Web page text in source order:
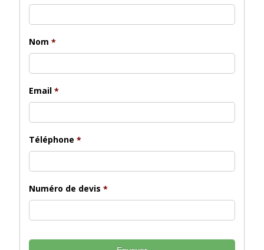
Nom *
Email *
Téléphone *
Numéro de devis *